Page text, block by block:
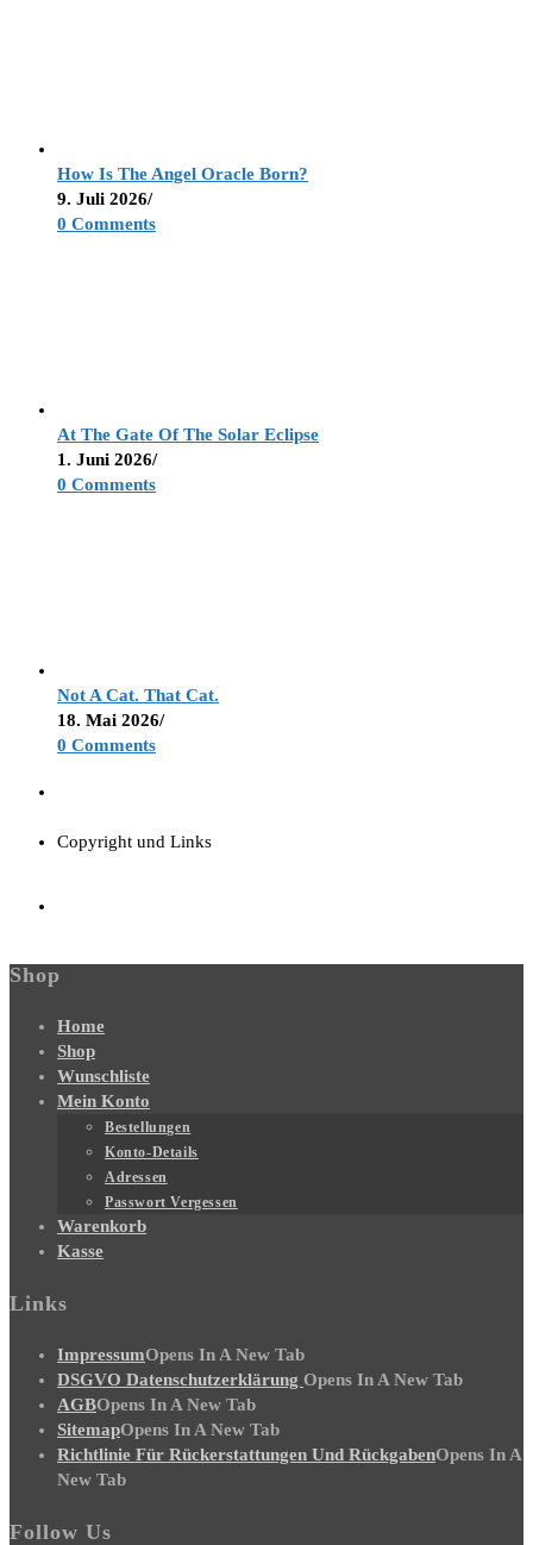
How Is The Angel Oracle Born?
9. Juli 2026/
0 Comments
At The Gate Of The Solar Eclipse
1. Juni 2026/
0 Comments
Not A Cat. That Cat.
18. Mai 2026/
0 Comments
Copyright und Links
Shop
Home
Shop
Wunschliste
Mein Konto
Bestellungen
Konto-Details
Adressen
Passwort Vergessen
Warenkorb
Kasse
Links
ImpressumOpens In A New Tab
DSGVO Datenschutzerklärung Opens In A New Tab
AGBOpens In A New Tab
SitemapOpens In A New Tab
Richtlinie Für Rückerstattungen Und RückgabenOpens In A
New Tab
Follow Us